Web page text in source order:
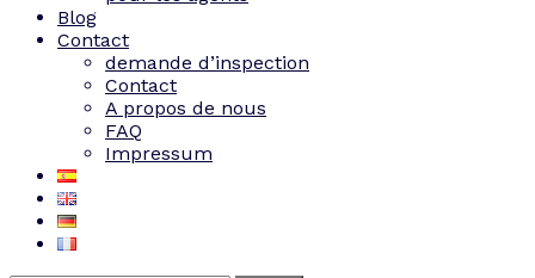
Blog
Contact
demande d’inspection
Contact
A propos de nous
FAQ
Impressum